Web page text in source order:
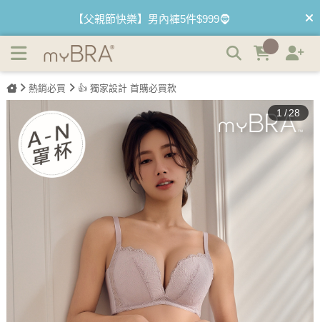
品牌
【2件$980】夏日首選 無痕無鋼圈內衣✌️
【最低3折】絕版內睡衣 下殺售完不補🤍
【優惠68折】內褲任選3件以上 1件$333👙
【買內衣免運費】台灣滿1200運費0元🚛
【首購優惠】新客最高可折$150再免運❗
【夏日滿額贈】把衣物壓縮收納袋回家 🌞
【父親節快樂】男內褲5件$999🧔
熱銷必買 👍 獨家設計 首購必買款
1 /28